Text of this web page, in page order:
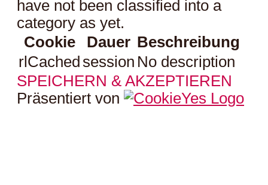
have not been classified into a
category as yet.
Cookie
Dauer Beschreibung
rlCached session No description
SPEICHERN & AKZEPTIEREN
Präsentiert von